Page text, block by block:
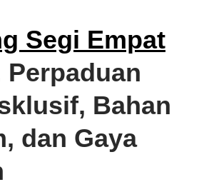
Segi Empat
Perpaduan
Bahan
dan Gaya